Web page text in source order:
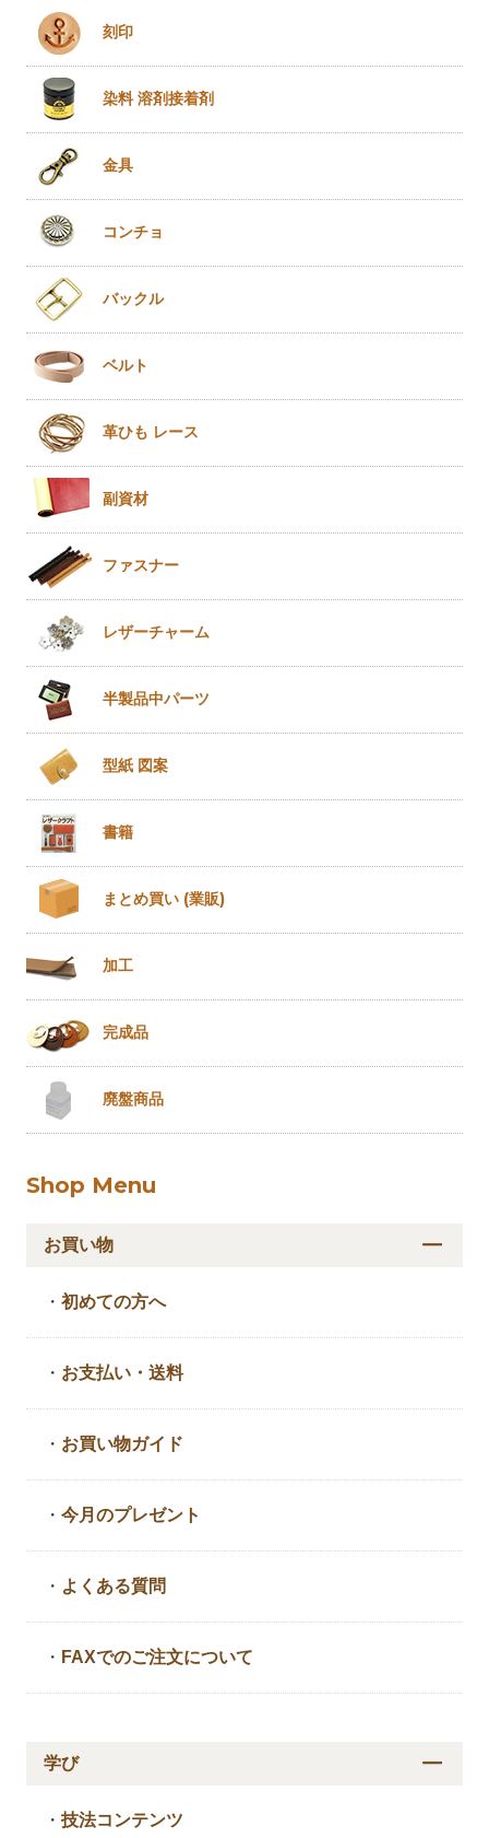
刻印
染料 溶剤接着剤
金具
コンチョ
バックル
ベルト
革ひも レース
副資材
ファスナー
レザーチャーム
半製品中パーツ
型紙 図案
書籍
まとめ買い (業販)
加工
完成品
廃盤商品
Shop Menu
お買い物
・初めての方へ
・ お支払い・送料
・ お買い物ガイド
・今月のプレゼント
・ よくある質問
・ FAXでのご注文について
学び
・技法コンテンツ